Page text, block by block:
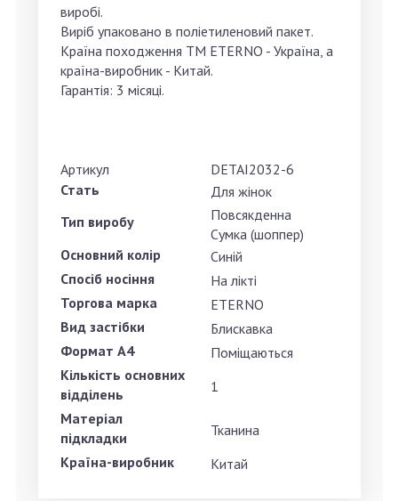
виробі.
Виріб упаковано в поліетиленовий пакет.
Країна походження ТМ ETERNO - Україна, а
країна-виробник - Китай.
Гарантія: 3 місяці.
Артикул
DETAI2032-6
Стать
Для жінок
Тип виробу
Повсякденна
Сумка (шоппер)
Основний колір
Синій
Спосіб носіння
На лікті
Торгова марка
ETERNO
Вид застібки
Блискавка
Формат А4
Поміщаються
Кількість основних
відділень
1
Матеріал
підкладки
Тканина
Країна-виробник
Китай